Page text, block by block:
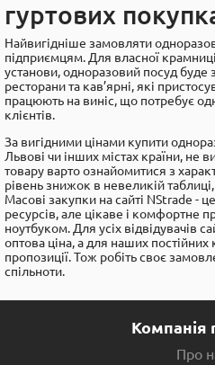
гуртових
Найвигідніше замовляти
підприємцям. Для власної
установи, одноразовий посуд
ресторани та кав’ярні, які
працюють на виніс, що потребує
клієнтів.
За вигідними цінами купити
Львові чи інших містах країни, не
товару варто ознайомитися з
рівень знижок в невеликій
Масові закупки на сайті NStrade -
ресурсів, але цікаве і комфортне
ноутбуком. Для усіх відвідувачів
оптова ціна, а для наших постійних
пропозиції. Тож робіть своє
спільноти.
Компанія
Про